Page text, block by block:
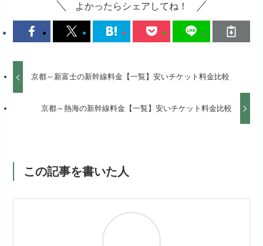
よかったらシェアしてね！
京都～新富士の新幹線料金【一覧】安いチケット料金比較
京都～熱海の新幹線料金【一覧】安いチケット料金比較
この記事を書いた人